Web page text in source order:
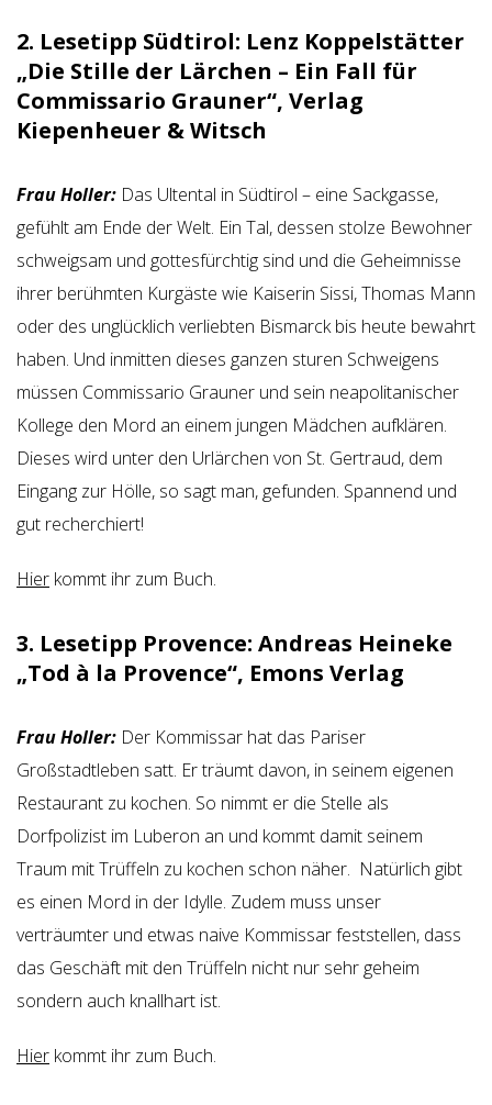
2. Lesetipp Südtirol: Lenz Koppelstätter
„Die Stille der Lärchen – Ein Fall für
Commissario Grauner“, Verlag
Kiepenheuer & Witsch
Frau Holler: Das Ultental in Südtirol – eine Sackgasse,
gefühlt am Ende der Welt. Ein Tal, dessen stolze Bewohner
schweigsam und gottesfürchtig sind und die Geheimnisse
ihrer berühmten Kurgäste wie Kaiserin Sissi, Thomas Mann
oder des unglücklich verliebten Bismarck bis heute bewahrt
haben. Und inmitten dieses ganzen sturen Schweigens
müssen Commissario Grauner und sein neapolitanischer
Kollege den Mord an einem jungen Mädchen aufklären.
Dieses wird unter den Urlärchen von St. Gertraud, dem
Eingang zur Hölle, so sagt man, gefunden. Spannend und
gut recherchiert!
Hier kommt ihr zum Buch.
3. Lesetipp Provence: Andreas Heineke
„Tod à la Provence“, Emons Verlag
Frau Holler: Der Kommissar hat das Pariser
Großstadtleben satt. Er träumt davon, in seinem eigenen
Restaurant zu kochen. So nimmt er die Stelle als
Dorfpolizist im Luberon an und kommt damit seinem
Traum mit Trüffeln zu kochen schon näher. Natürlich gibt
es einen Mord in der Idylle. Zudem muss unser
verträumter und etwas naive Kommissar feststellen, dass
das Geschäft mit den Trüffeln nicht nur sehr geheim
sondern auch knallhart ist.
Hier kommt ihr zum Buch.